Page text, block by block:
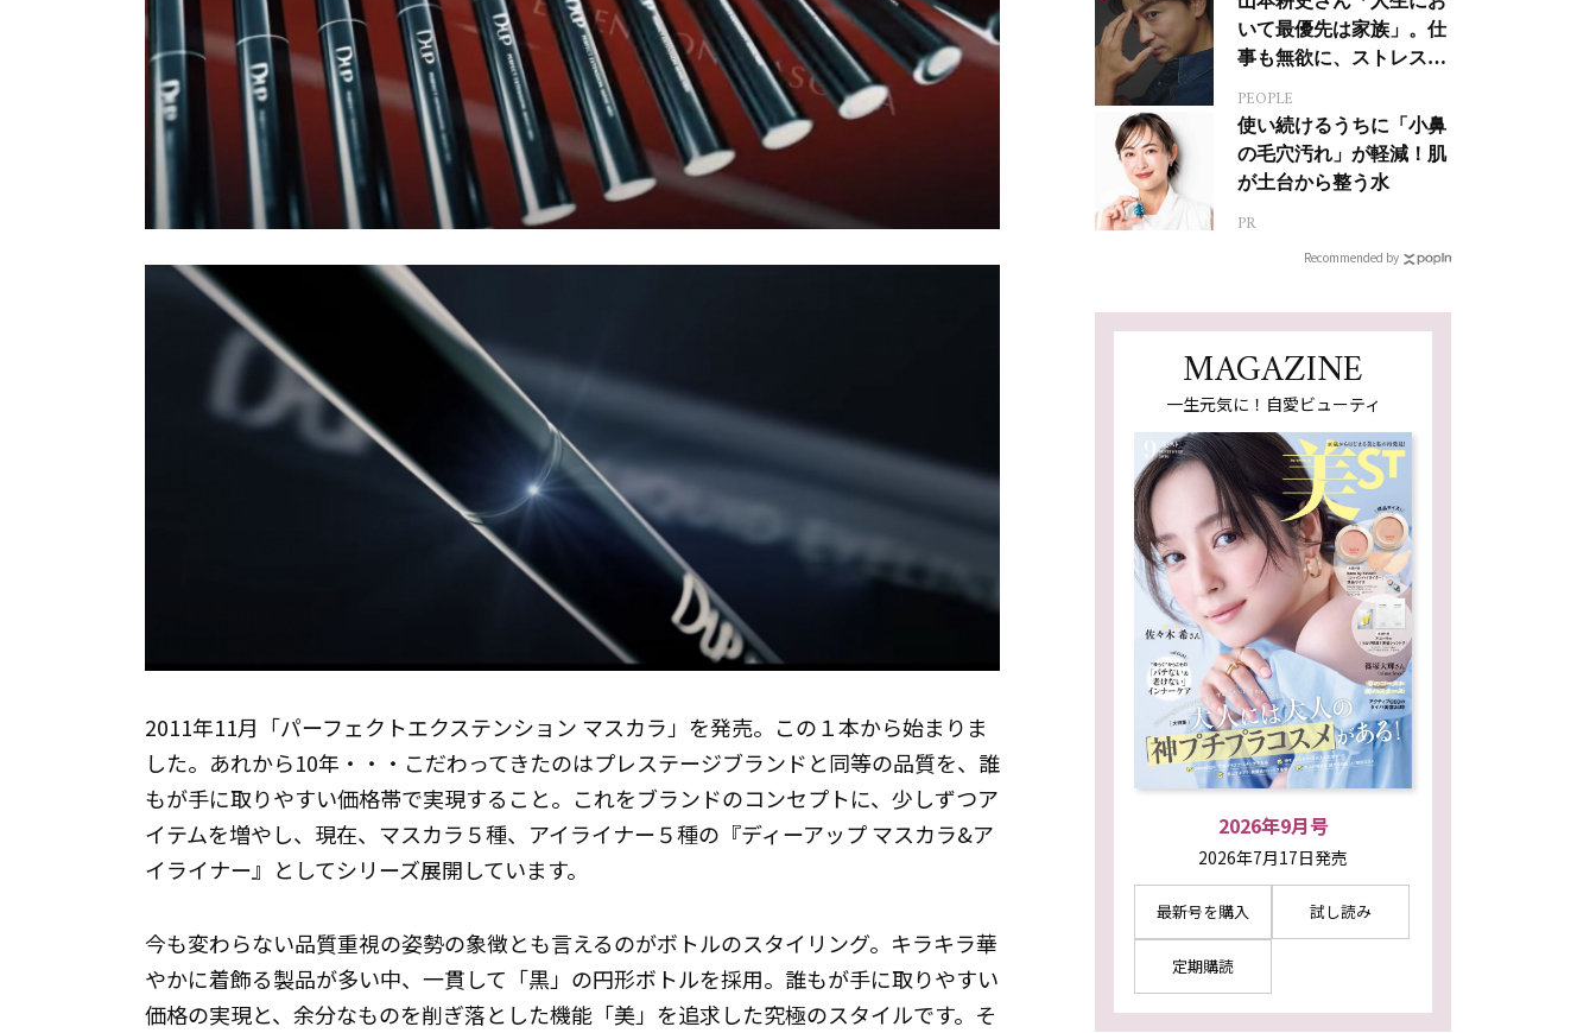
2011年11月「パーフェクトエクステンション マスカラ」を発売。この１本から始まりま
した。あれから10年・・・こだわってきたのはプレステージブランドと同等の品質を、誰
もが手に取りやすい価格帯で実現すること。これをブランドのコンセプトに、少しずつア
イテムを増やし、現在、マスカラ５種、アイライナー５種の『ディーアップ マスカラ&ア
イライナー』としてシリーズ展開しています。
今も変わらない品質重視の姿勢の象徴とも言えるのがボトルのスタイリング。キラキラ華
やかに着飾る製品が多い中、一貫して「黒」の円形ボトルを採用。誰もが手に取りやすい
価格の実現と、余分なものを削ぎ落とした機能「美」を追求した究極のスタイルです。そ
いて最優先は家族」。仕
事も無欲に、ストレスを
PEOPLE
使い続けるうちに「小鼻
の毛穴汚れ」が軽減！肌
が土台から整う水
PR
Recommended by
MAGAZINE
一生元気に！自愛ビューティ
2026年9月号
2026年7月17日発売
最新号を購入 試し読み
定期購読